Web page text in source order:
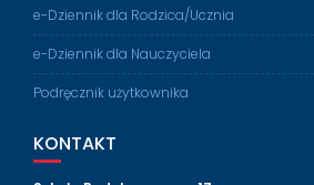
e-Dziennik dla Rodzica/Ucznia
e-Dziennik dla Nauczyciela
Podręcznik użytkownika
KONTAKT